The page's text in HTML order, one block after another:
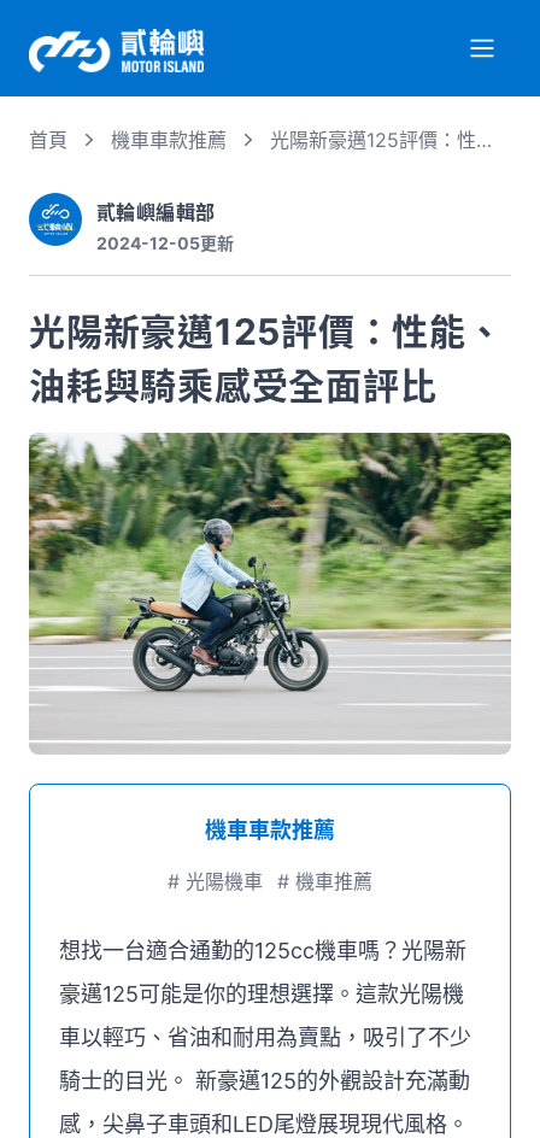
服務項目
機車行情
徵才資訊
媒體推薦
聯絡我們
首頁 機車車款推薦
光陽新豪邁125評價：性
貳輪嶼編輯部
2024-12-05更新
光陽新豪邁125評價：性能、
油耗與騎乘感受全面評比
機車車款推薦
# 光陽機車 # 機車推薦
想找一台適合通勤的125cc機車嗎？光陽新
豪邁125可能是你的理想選擇。這款光陽機
車以輕巧、省油和耐用為賣點，吸引了不少
騎士的目光。 新豪邁125的外觀設計充滿動
感，尖鼻子車頭和LED尾燈展現現代風格。